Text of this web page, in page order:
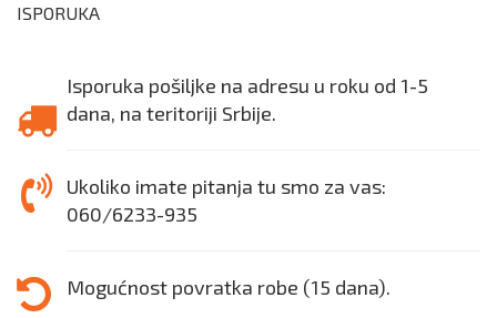
ISPORUKA
Isporuka pošiljke na adresu u roku od 1-5
dana, na teritoriji Srbije.
Ukoliko imate pitanja tu smo za vas:
060/6233-935
Mogućnost povratka robe (15 dana).